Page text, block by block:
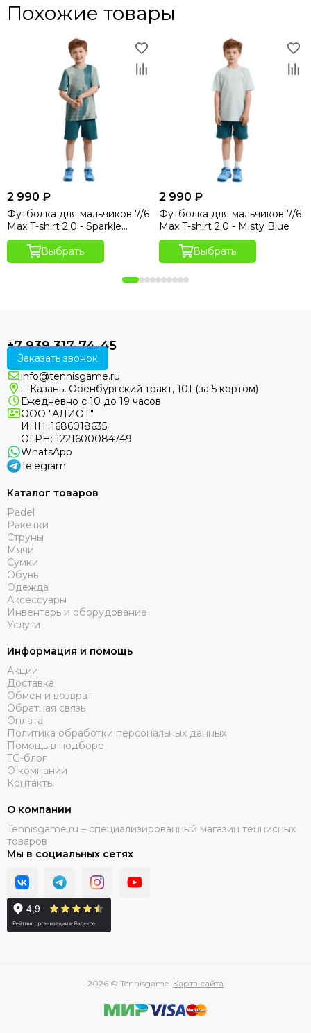
Похожие товары
2 990 ₽
Футболка для мальчиков 7/6
Max T-shirt 2.0 - Sparkle
Hydro Print
Выбрать
2 990 ₽
Футболка для мальчиков 7/6
Max T-shirt 2.0 - Misty Blue
Выбрать
+7 939 317-74-45
Заказать звонок
info@tennisgame.ru
г. Казань, Оренбургский тракт, 101 (за 5 кортом)
Ежедневно с 10 до 19 часов
ООО "АЛИОТ"
ИНН: 1686018635
ОГРН: 1221600084749
WhatsApp
Telegram
Каталог товаров
Padel
Ракетки
Струны
Мячи
Сумки
Обувь
Одежда
Аксессуары
Инвентарь и оборудование
Услуги
Информация и помощь
Акции
Доставка
Обмен и возврат
Обратная связь
Оплата
Политика обработки персональных данных
Помощь в подборе
TG-блог
О компании
Контакты
О компании
Tennisgame.ru – специализированный магазин теннисных
товаров
Мы в социальных сетях
2026 © Tennisgame. Карта сайта